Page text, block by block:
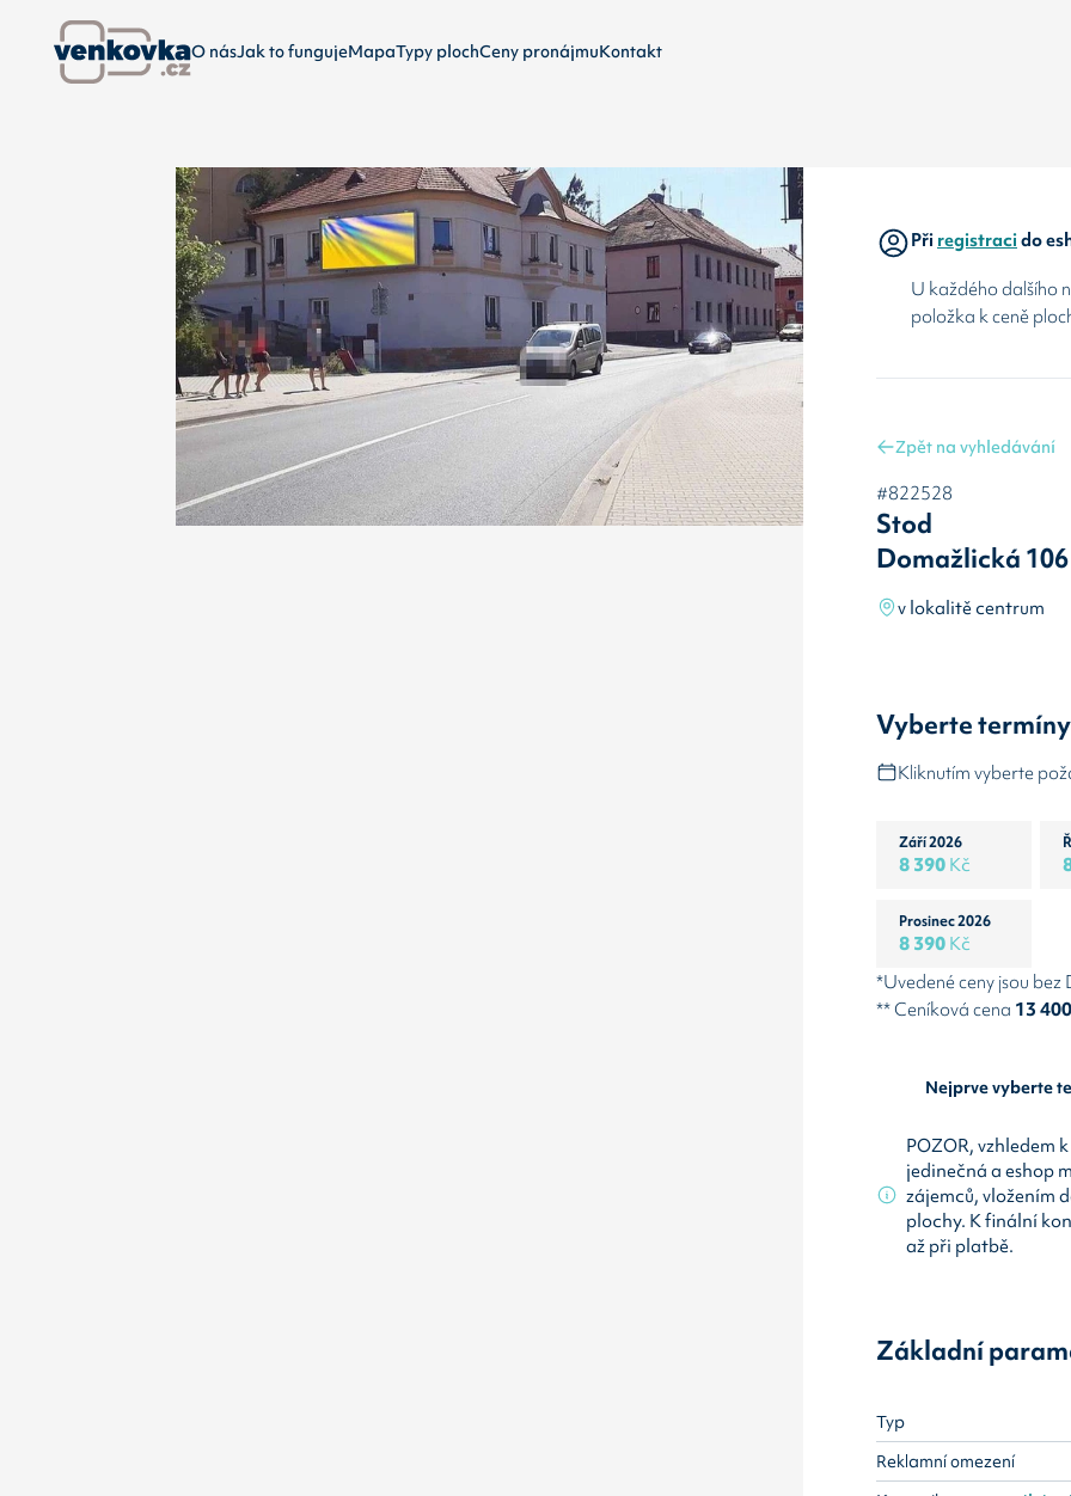
O násJak to fungujeMapaTypy plochCeny pronájmuKontakt
Přiregistracido
U každého dalšího
položka k ceně
Zpět na vyhledávání
#822528
Stod
Domažlická
v lokalitě centrum
Vyberte
Kliknutím vyberte
Září 2026
8 390Kč
Prosinec 2026
8 390Kč
*Uvedené ceny jsou bez
** Ceníková cena 13 400
Nejprve vyberte
POZOR, vzhledem
jedinečná a eshop
zájemců, vložením
plochy. K finální
až při platbě.
Základní
Typ
Reklamní omezení